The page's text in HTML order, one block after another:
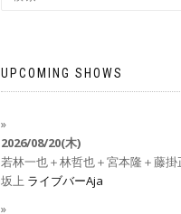
UPCOMING SHOWS
2026/08/20(木)
若林一也＋林哲也＋宮本隆＋藤掛
坂上 ライブバーAja